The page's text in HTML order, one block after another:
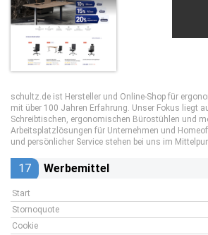
schultz.de ist Hersteller und Online-Shop für
mit über 100 Jahren Erfahrung. Unser Fokus liegt
Schreibtischen, ergonomischen Bürostühlen und
Arbeitsplatzlösungen für Unternehmen und
und persönlicher Service stehen bei uns im
17 Werbemittel
Start
Stornoquote
Cookie